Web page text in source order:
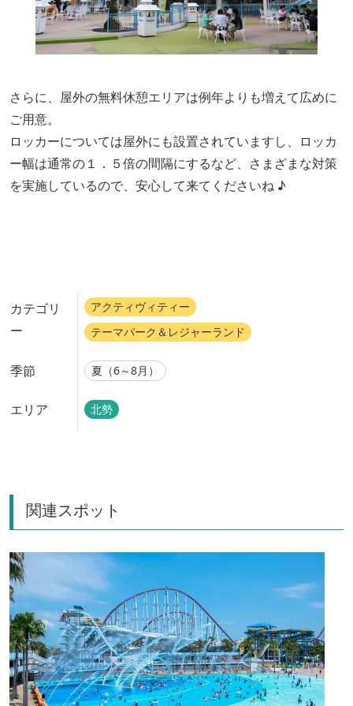
さらに、屋外の無料休憩エリアは例年よりも増えて広めに
ご用意。
ロッカーについては屋外にも設置されていますし、ロッカ
ー幅は通常の１．５倍の間隔にするなど、さまざまな対策
を実施しているので、安心して来てくださいね ♪
カテゴリ
ー
アクティヴィティー
テーマパーク＆レジャーランド
季節 夏（6～8月）
エリア 北勢
関連スポット